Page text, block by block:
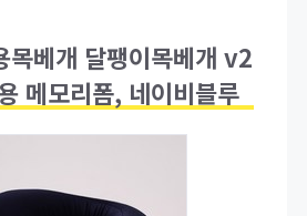
목베개 달팽이목베개 v2
메모리폼, 네이비블루